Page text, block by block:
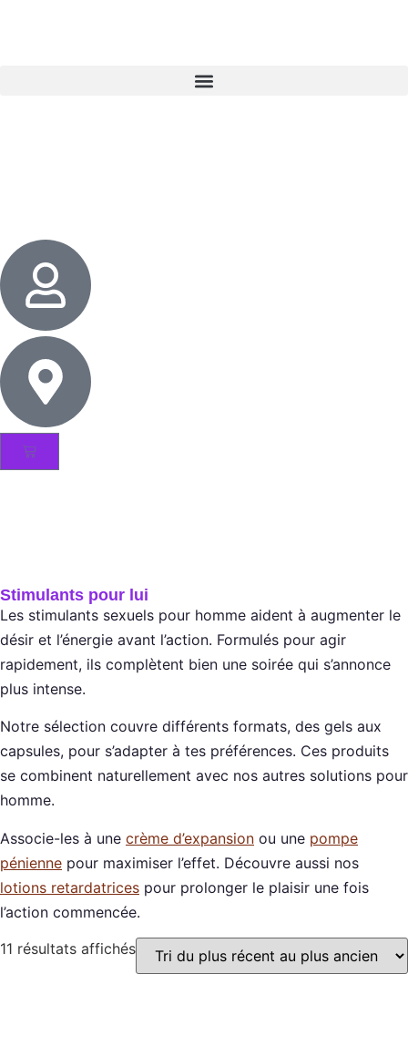
Stimulants pour lui
Les stimulants sexuels pour homme aident à augmenter le
désir et l’énergie avant l’action. Formulés pour agir
rapidement, ils complètent bien une soirée qui s’annonce
plus intense.
Notre sélection couvre différents formats, des gels aux
capsules, pour s’adapter à tes préférences. Ces produits
se combinent naturellement avec nos autres solutions pour
homme.
Associe-les à une crème d’expansion ou une pompe
pénienne pour maximiser l’effet. Découvre aussi nos
lotions retardatrices pour prolonger le plaisir une fois
l’action commencée.
11 résultats affichés